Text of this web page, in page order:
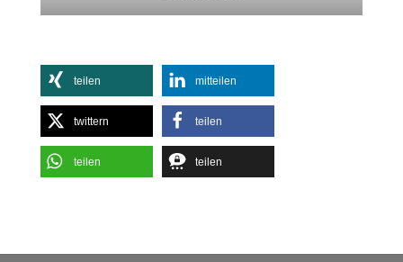
tei­len mit­tei­len
twit­tern tei­len
tei­len tei­len